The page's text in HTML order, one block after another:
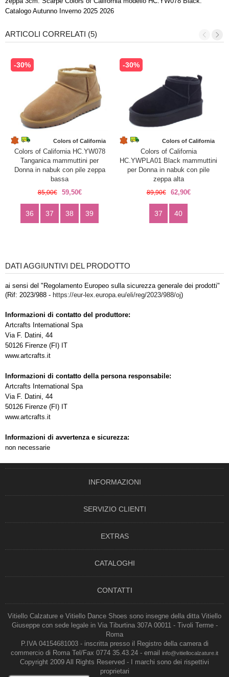
Catalogo Autunno Inverno 2025 2026
ARTICOLI CORRELATI (5)
-30%
Colors of California
Colors of California HC.YW078
Tanganica mammuttini per
Donna in nabuk con pile zeppa
bassa
85,00€ 59,50€
36 37 38 39
-30%
Colors of California
Colors of California
HC.YWPLA01 Black mammuttini
per Donna in nabuk con pile
zeppa alta
89,90€ 62,90€
37 40
DATI AGGIUNTIVI DEL PRODOTTO
ai sensi del "Regolamento Europeo sulla sicurezza generale dei prodotti"
(Rif: 2023/988 - https://eur-lex.europa.eu/eli/reg/2023/988/oj)
Informazioni di contatto del produttore:
Artcrafts International Spa
Via F. Datini, 44
50126 Firenze (FI) IT
www.artcrafts.it
Informazioni di contatto della persona responsabile:
Artcrafts International Spa
Via F. Datini, 44
50126 Firenze (FI) IT
www.artcrafts.it
Informazioni di avvertenza e sicurezza:
non necessarie
INFORMAZIONI
SERVIZIO CLIENTI
EXTRAS
CATALOGHI
CONTATTI
Vitiello Calzature e Vitiello Dance Shoes sono insegne della ditta Vitiello
Giuseppe con sede legale in Via Tiburtina 307A 00011 - Tivoli Terme -
Roma
P.IVA 04154681003 - inscritta presso il Registro della camera di
commercio di Roma Tel/Fax 0774 35.43.24 - email
info@vitiellocalzature.it
Copyright 2009 All Rights Reserved - I marchi sono dei rispettivi
proprietari